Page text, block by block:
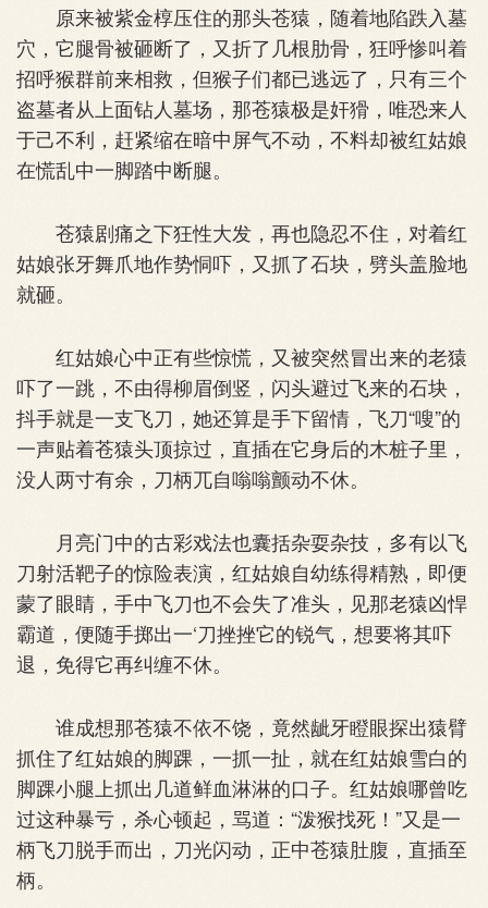
原来被紫金椁压住的那头苍猿，随着地陷跌入墓
穴，它腿骨被砸断了，又折了几根肋骨，狂呼惨叫着
招呼猴群前来相救，但猴子们都已逃远了，只有三个
盗墓者从上面钻人墓场，那苍猿极是奸猾，唯恐来人
于己不利，赶紧缩在暗中屏气不动，不料却被红姑娘
在慌乱中一脚踏中断腿。
苍猿剧痛之下狂性大发，再也隐忍不住，对着红
姑娘张牙舞爪地作势恫吓，又抓了石块，劈头盖脸地
就砸。
红姑娘心中正有些惊慌，又被突然冒出来的老猿
吓了一跳，不由得柳眉倒竖，闪头避过飞来的石块，
抖手就是一支飞刀，她还算是手下留情，飞刀“嗖”的
一声贴着苍猿头顶掠过，直插在它身后的木桩子里，
没人两寸有余，刀柄兀自嗡嗡颤动不休。
月亮门中的古彩戏法也囊括杂耍杂技，多有以飞
刀射活靶子的惊险表演，红姑娘自幼练得精熟，即便
蒙了眼睛，手中飞刀也不会失了准头，见那老猿凶悍
霸道，便随手掷出一‘刀挫挫它的锐气，想要将其吓
退，免得它再纠缠不休。
谁成想那苍猿不依不饶，竟然龇牙瞪眼探出猿臂
抓住了红姑娘的脚踝，一抓一扯，就在红姑娘雪白的
脚踝小腿上抓出几道鲜血淋淋的口子。红姑娘哪曾吃
过这种暴亏，杀心顿起，骂道：“泼猴找死！”又是一
柄飞刀脱手而出，刀光闪动，正中苍猿肚腹，直插至
柄。